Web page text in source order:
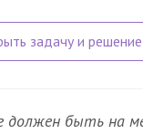
должен быть на